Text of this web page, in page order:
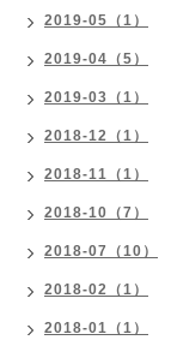
2019-05（1）
2019-04（5）
2019-03（1）
2018-12（1）
2018-11（1）
2018-10（7）
2018-07（10）
2018-02（1）
2018-01（1）